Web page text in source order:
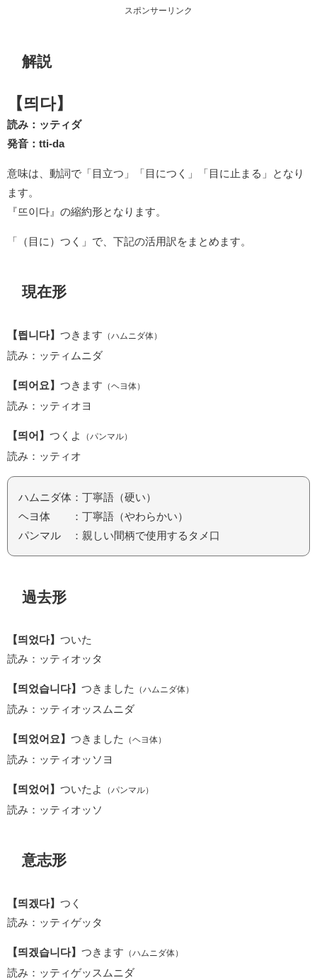
スポンサーリンク
解説
【띄다】
読み：ッティダ
発音：tti-da
意味は、動詞で「目立つ」「目につく」「目に止まる」となり
ます。
『뜨이다』の縮約形となります。
「（目に）つく」で、下記の活用訳をまとめます。
現在形
【띕니다】 つきます （ハムニダ体）
読み：ッティムニダ
【띄어요】 つきます （ヘヨ体）
読み：ッティオヨ
【띄어】 つくよ （パンマル）
読み：ッティオ
ハムニダ体：丁寧語（硬い）
ヘヨ体 ：丁寧語（やわらかい）
パンマル ：親しい間柄で使用するタメ口
過去形
【띄었다】 ついた
読み：ッティオッタ
【띄었습니다】 つきました （ハムニダ体）
読み：ッティオッスムニダ
【띄었어요】 つきました （ヘヨ体）
読み：ッティオッソヨ
【띄었어】 ついたよ （パンマル）
読み：ッティオッソ
意志形
【띄겠다】 つく
読み：ッティゲッタ
【띄겠습니다】 つきます （ハムニダ体）
読み：ッティゲッスムニダ